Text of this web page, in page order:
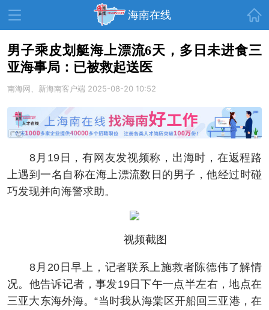
海南在线
资讯中心 热点 旅游
教育 健康 房产
生活 演出 活动
展会 走读海南
男子乘皮划艇海上漂流6天，多日未进食三
亚海事局：已被救起送医
南海网、新海南客户端 2025-08-20 10:52
8月19日，有网友发视频称，出海时，在返程路
上遇到一名自称在海上漂流数日的男子，他经过时碰
巧发现并向海警求助。
视频截图
8月20日早上，记者联系上施救者陈德伟了解情
况。他告诉记者，事发19日下午一点半左右，地点在
三亚大东海外海。“当时我从海棠区开船回三亚港，在